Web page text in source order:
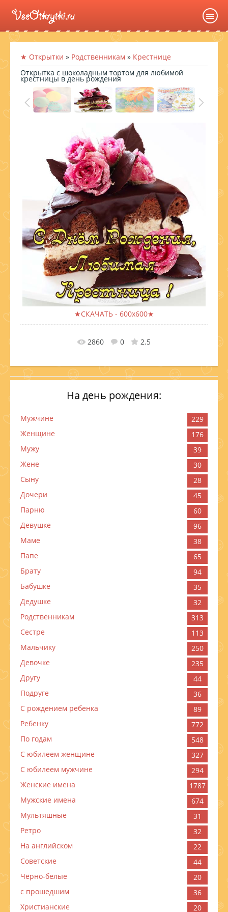
На день рождения:
Мужчине
229
Женщине
176
Мужу
39
Жене
30
Сыну
28
Дочери
45
Парню
60
Девушке
96
Маме
38
Папе
65
Брату
94
Бабушке
35
Дедушке
32
Родственникам
313
Сестре
113
Мальчику
250
Девочке
235
Другу
44
Подруге
36
С рождением ребенка
89
Ребенку
772
По годам
548
C юбилеем женщине
327
C юбилеем мужчине
294
Женские имена
1787
Мужские имена
674
Мультяшные
31
Ретро
32
На английском
22
Советские
44
Чёрно-белые
20
с прошедшим
36
Христианские
20
★ Открытки » Родственникам » Крестнице
Открытка с шоколадным тортом для любимой
крестницы в день рождения
В реальном размере 600x600/ 115.4Kb
★СКАЧАТЬ - 600x600★
2860 0 2.5